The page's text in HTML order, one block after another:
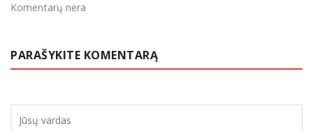
Komentarų nėra
PARAŠYKITE KOMENTARĄ